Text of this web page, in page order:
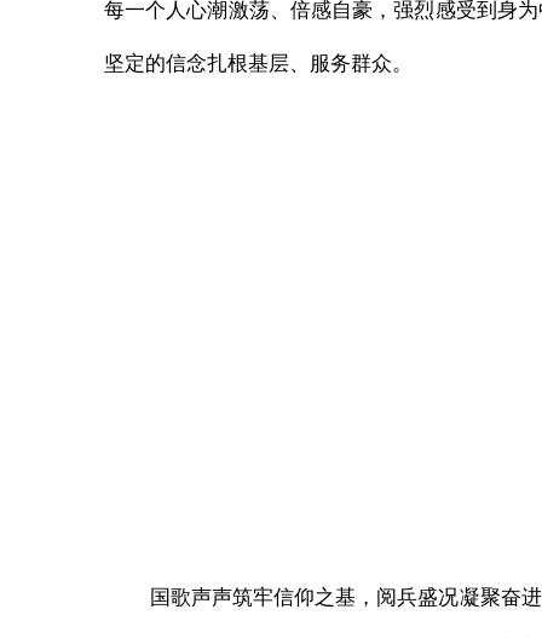
每一个人心潮激荡、倍感自豪，强烈感受到身
坚定的信念扎根基层、服务群众。
国歌声声筑牢信仰之基，阅兵盛况凝聚奋